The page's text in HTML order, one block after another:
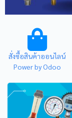
สั่งซื้อสินค้าออนไลน์
Power by Odoo